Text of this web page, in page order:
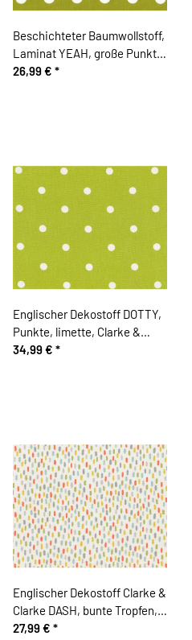
Beschichteter Baumwollstoff,
Laminat YEAH, große Punkte,
limette
26,99 € *
Englischer Dekostoff DOTTY,
Punkte, limette, Clarke &
Clarke
34,99 € *
Englischer Dekostoff Clarke &
Clarke DASH, bunte Tropfen,
gebrochenes weiß-aprikot
27,99 € *